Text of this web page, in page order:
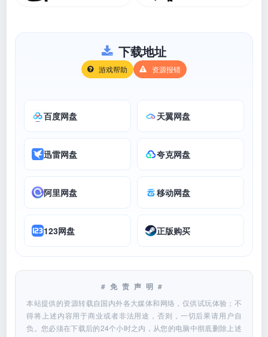
下载地址
游戏帮助 资源报错
百度网盘 天翼网盘
迅雷网盘 夸克网盘
阿里网盘 移动网盘
123网盘 正版购买
#免责声明#
本站提供的资源转载自国内外各大媒体和网络，仅供试玩体验；不
得将上述内容用于商业或者非法用途，否则，一切后果请用户自
负。您必须在下载后的24个小时之内，从您的电脑中彻底删除上述